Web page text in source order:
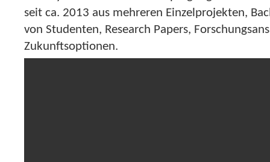
seit ca. 2013 aus mehreren Einzelprojekten,
von Studenten, Research Papers,
Zukunftsoptionen.